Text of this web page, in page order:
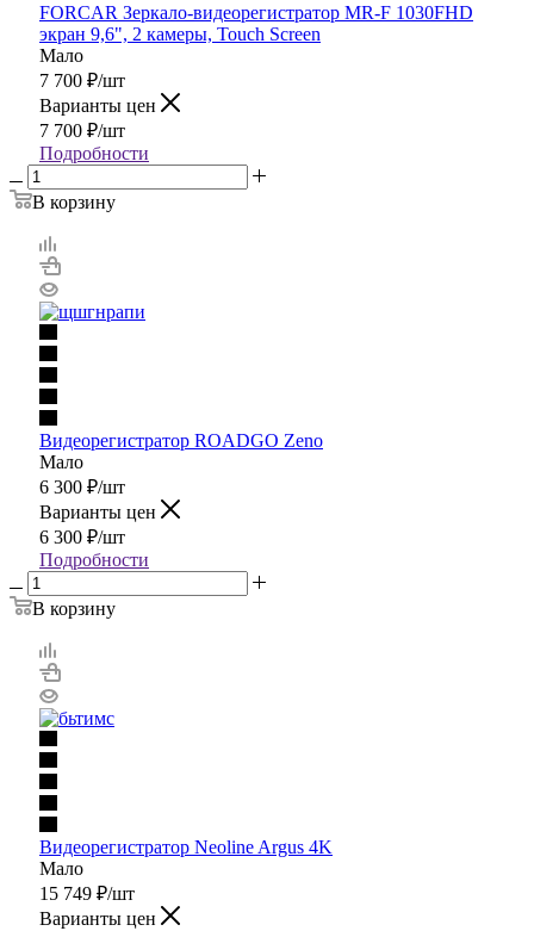
FORCAR Зеркало-видеорегистратор MR-F 1030FHD
экран 9,6", 2 камеры, Touch Screen
Мало
7 700 ₽/шт
Варианты цен
7 700 ₽/шт
Подробности
В корзину
Видеорегистратор ROADGO Zeno
Мало
6 300 ₽/шт
Варианты цен
6 300 ₽/шт
Подробности
В корзину
Видеорегистратор Neoline Argus 4K
Мало
15 749 ₽/шт
Варианты цен